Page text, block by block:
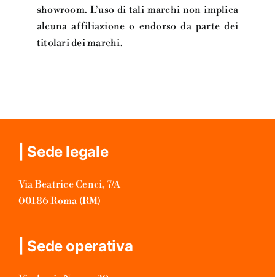
showroom. L’uso di tali marchi non implica
alcuna affiliazione o endorso da parte dei
titolari dei marchi.
| Sede legale
Via Beatrice Cenci, 7/A
00186 Roma (RM)
| Sede operativa